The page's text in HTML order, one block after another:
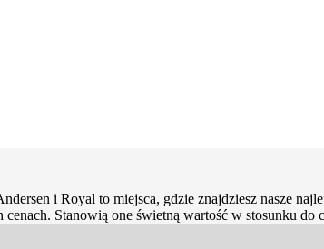
i Royal to miejsca, gdzie znajdziesz nasze
Stanowią one świetną wartość w stosunku do